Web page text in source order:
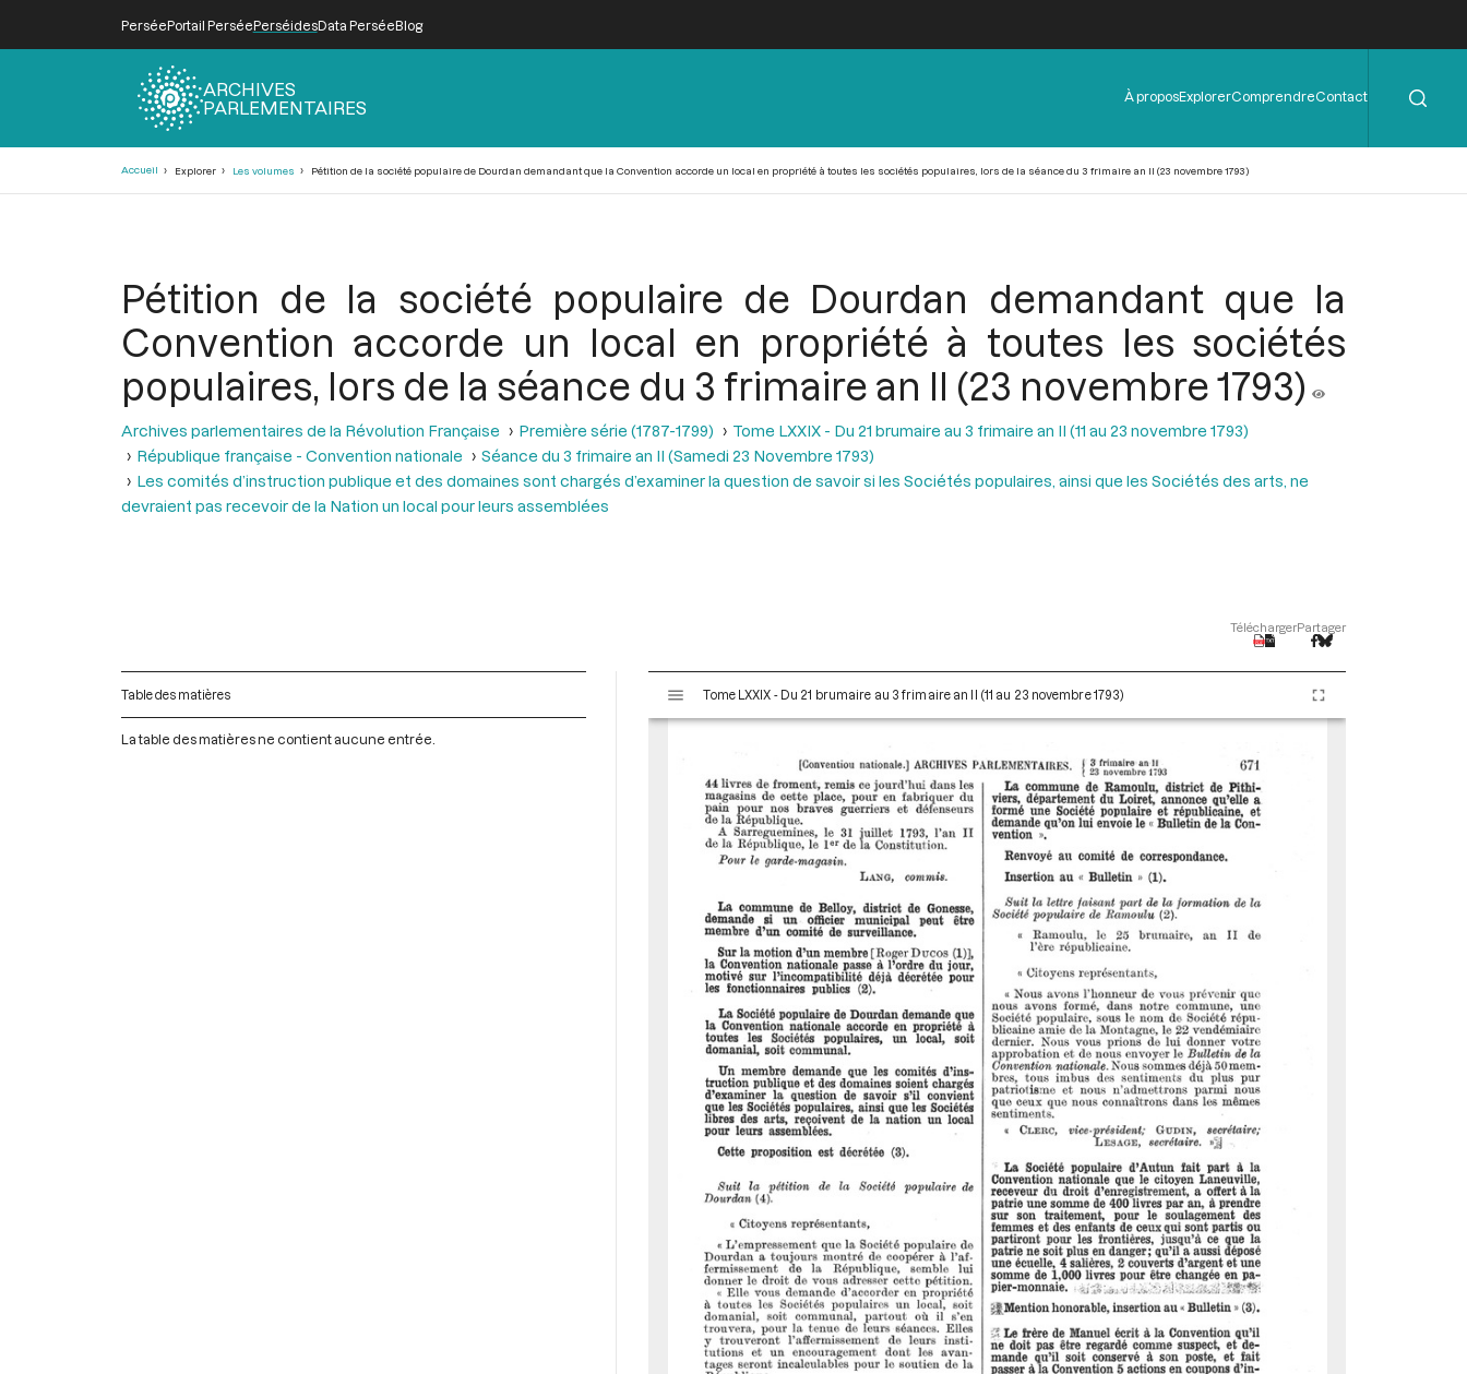
PerséePortail PerséePerséidesData PerséeBlog
ARCHIVES
PARLEMENTAIRES
Menu
de
À proposExplorerComprendreContact
Accueil Explorer Les volumes Pétition de la société populaire de Dourdan demandant que la Convention accorde un local en propriété à toutes les sociétés populaires, lors de la séance du 3 frimaire an II (23 novembre 1793)
Pétition de la société populaire de Dourdan demandant que la
Convention accorde un local en propriété à toutes les sociétés
populaires, lors de la séance du 3 frimaire an II (23 novembre 1793)
Archives parlementaires de la Révolution Française Première série (1787-1799)
Tome LXXIX - Du 21 brumaire au 3 frimaire an II (11 au 23 novembre 1793)
République française - Convention nationale
Séance du 3 frimaire an II (Samedi 23 Novembre 1793)
Les comités d’instruction publique et des domaines sont chargés d’examiner la question de savoir si les Sociétés populaires, ainsi que les Sociétés des arts, ne
devraient pas recevoir de la Nation un local pour leurs assemblées
TéléchargerPartager
Table des matières
La table des matières ne contient aucune entrée.
s
Tome LXXIX - Du 21 brumaire au 3 frimaire an II (11 au 23 novembre 1793)